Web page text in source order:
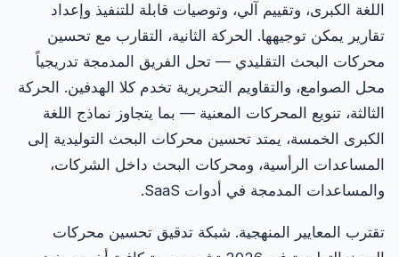
اللغة الكبرى، وتقييم آلي، وتوصيات قابلة للتنفيذ وإعداد
تقارير يمكن توجيهها. الحركة الثانية، التقارب مع تحسين
محركات البحث التقليدي — تحل الفريق المدمجة تدريجياً
محل الصوامع، والتقاويم التحريرية تخدم كلا الهدفين. الحركة
الثالثة، تنويع المحركات المعنية — بما يتجاوز نماذج اللغة
الكبرى الخمسة، يمتد تحسين محركات البحث التوليدية إلى
المساعدات الرأسية، ومحركات البحث داخل الشركات،
والمساعدات المدمجة في أدوات SaaS.
تقترب المعايير المنهجية. شبكة تدقيق تحسين محركات